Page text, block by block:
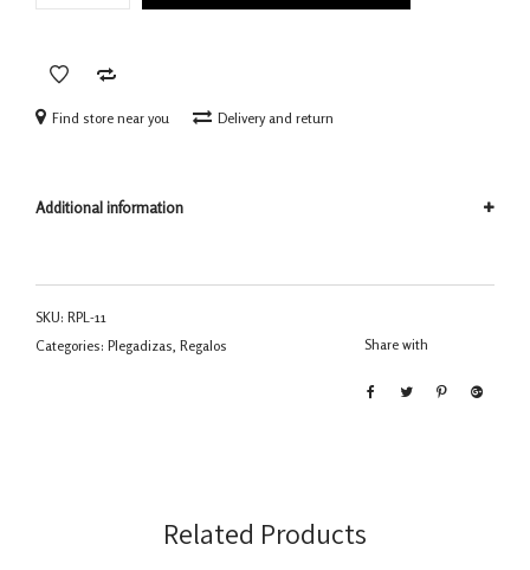
Find store near you Delivery and return
Additional information
SKU: RPL-11
Categories: Plegadizas Regalos Share with
Related Products